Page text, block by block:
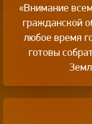
«Внимание
гражданской
любое время
готовы